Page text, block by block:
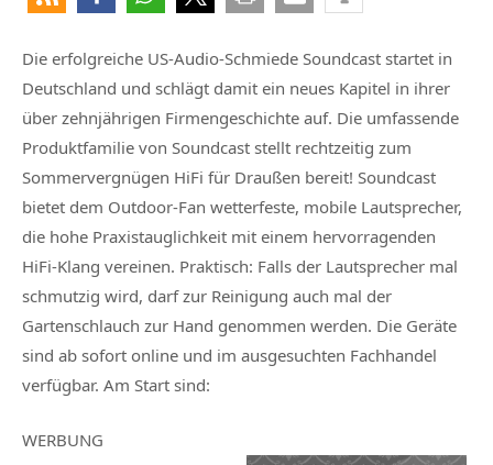
Die erfolgreiche US-Audio-Schmiede Soundcast startet in
Deutschland und schlägt damit ein neues Kapitel in ihrer
über zehnjährigen Firmengeschichte auf. Die umfassende
Produktfamilie von Soundcast stellt rechtzeitig zum
Sommervergnügen HiFi für Draußen bereit! Soundcast
bietet dem Outdoor-Fan wetterfeste, mobile Lautsprecher,
die hohe Praxistauglichkeit mit einem hervorragenden
HiFi-Klang vereinen. Praktisch: Falls der Lautsprecher mal
schmutzig wird, darf zur Reinigung auch mal der
Gartenschlauch zur Hand genommen werden. Die Geräte
sind ab sofort online und im ausgesuchten Fachhandel
verfügbar. Am Start sind:
WERBUNG